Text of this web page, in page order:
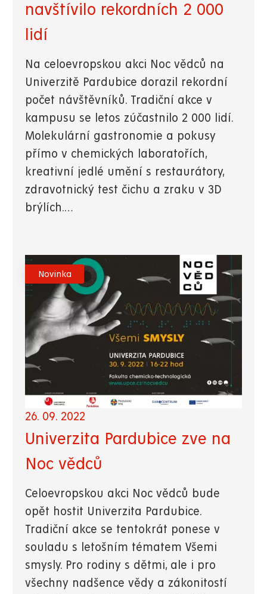
navštívilo rekordních 2 000
lidí
Na celoevropskou akci Noc vědců na
Univerzitě Pardubice dorazil rekordní
počet návštěvníků. Tradiční akce v
kampusu se letos zúčastnilo 2 000 lidí.
Molekulární gastronomie a pokusy
přímo v chemických laboratořích,
kreativní jedlé umění s restaurátory,
zdravotnický test čichu a zraku v 3D
brýlích.…
Novinka
26. 09. 2022
Univerzita Pardubice zve na
Noc vědců
Celoevropskou akci Noc vědců bude
opět hostit Univerzita Pardubice.
Tradiční akce se tentokrát ponese v
souladu s letošním tématem Všemi
smysly. Pro rodiny s dětmi, ale i pro
všechny nadšence vědy a zákonitostí